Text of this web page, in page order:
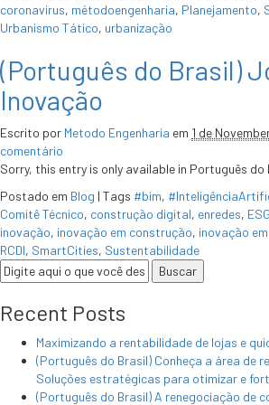
coronavirus, métodoengenharia, Planejamento,
Urbanismo Tático, urbanização
(Português do Brasil)
Inovação
Escrito por Metodo Engenharia em 1 de
comentário
Sorry, this entry is only available in Português do
Postado em Blog | Tags #bim,
Comitê Técnico, construção digital, enredes, ESG
inovação, inovação em construção, inovação
RCDI, SmartCities, Sustentabilidade
Recent Posts
Maximizando a rentabilidade de lojas e
(Português do Brasil) Conheça a área de
Soluções estratégicas para otimizar e
(Português do Brasil) A renegociação de